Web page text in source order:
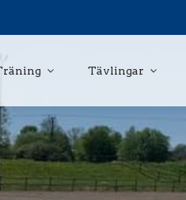
Tävlingar